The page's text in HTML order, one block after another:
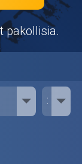
pakollisia.